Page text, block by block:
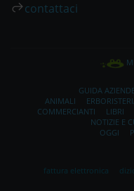
contattaci
GUIDA
ANIMALI
COMMERCIANTI
LIBRI
NOTIZIE E
OGGI
fattura elettronica